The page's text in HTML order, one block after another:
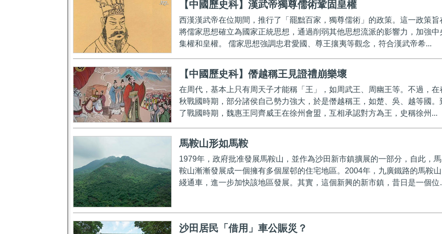
【中國歷史科】漢武帝獨尊儒術鞏固皇權
西漢漢武帝在位期間，推行了「罷黜百家，獨尊儒術」的政策。這一政策旨
將儒家思想確立為國家正統思想，通過削弱其他思想流派的影響力，加強中
集權和皇權。 儒家思想強調忠君愛國、尊王攘夷等觀念，符合漢武帝希...
【中國歷史科】僭越稱王見證禮崩樂壞
在周代，基本上只有周天子才能稱「王」，如周武王、周幽王等。不過，在
秋戰國時期，部分諸侯自己勢力強大，於是僭越稱王，如楚、吳、越等國。
了戰國時期，魏惠王同齊威王在徐州會盟，互相承認對方為王，史稱徐州...
馬鞍山形如馬鞍
1979年，政府批准發展馬鞍山，並作為沙田新市鎮擴展的一部分，自此，馬
鞍山漸漸發展成一個擁有多個屋邨的住宅地區。2004年，九廣鐵路的馬鞍山
綫通車，進一步加快該地區發展。其實，這個新興的新市鎮，昔日是一個位
沙田居民「借用」車公賑災？